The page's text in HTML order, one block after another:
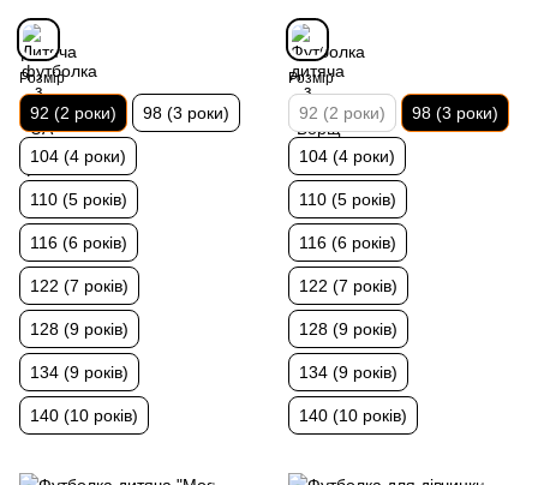
Розмір
92 (2 роки) 98 (3 роки)
104 (4 роки)
110 (5 років)
116 (6 років)
122 (7 років)
128 (9 років)
134 (9 років)
140 (10 років)
Розмір
92 (2 роки) 98 (3 роки)
104 (4 роки)
110 (5 років)
116 (6 років)
122 (7 років)
128 (9 років)
134 (9 років)
140 (10 років)